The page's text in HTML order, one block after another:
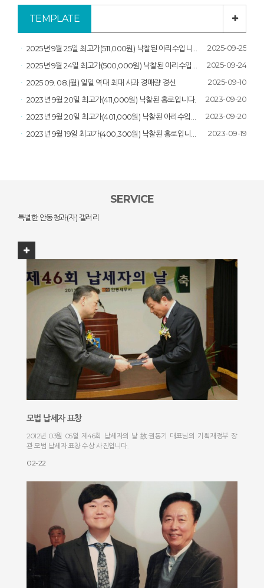
TEMPLATE
2025-09-25
2025-09-24
2025 09. 08.(월) 일일 역대 최대 사과 경매량 경신
2025-09-10
2023년 9월 20일 최고가(411,000원) 낙찰된 홍로입니다.
2023-09-20
2023-09-20
2023-09-19
SERVICE
특별한 안동청과(자) 갤러리
모법 납세자 표창
2012년 03월 05일 제46회 납세자의 날 故권동기 대표님의 기획재정부 장
관 모범 납세자 표창 수상 사진입니다.
02-22